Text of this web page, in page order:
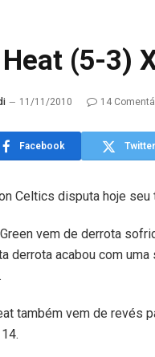
(5-3)
11/11/2010 14
Facebook Twitter
Celtics disputa hoje
vem de derrota
derrota acabou com
também vem de revés